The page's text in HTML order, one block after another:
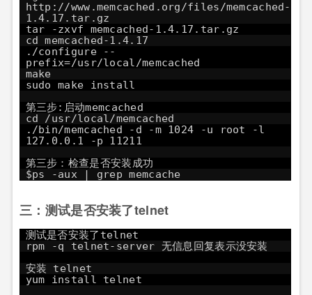
http://www.memcached.org/files/memcached-
1.4.17.tar.gz
tar -zxvf memcached-1.4.17.tar.gz
cd memcached-1.4.17
./configure --
prefix=/usr/local/memcached
make
sudo make install
第三步:启动memcached
cd /usr/local/memcached
./bin/memcached -d -m 1024 -u root -l
127.0.0.1 -p 11211
第三步：检查是否安装成功
$ps -aux | grep memcache
三：测试是否安装了telnet
测试是否安装了telnet
rpm -q telnet-server 无信息回复表示没安装
安装 telnet
yum install telnet